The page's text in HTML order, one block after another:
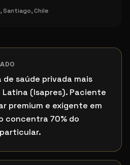
Chile
de saúde privada mais
Latina (Isapres). Paciente
premium e exigente em
concentra 70% do